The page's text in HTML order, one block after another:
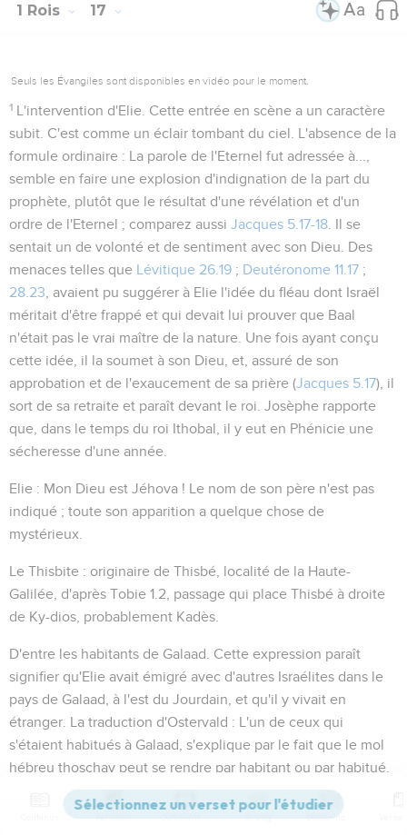
1 Rois 17
Seuls les Évangiles sont disponibles en vidéo pour le moment.
1 L'intervention d'Elie. Cette entrée en scène a un caractère
subit. C'est comme un éclair tombant du ciel. L'absence de la
formule ordinaire : La parole de l'Eternel fut adressée à...
semble en faire une explosion d'indignation de la part du
prophète, plutôt que le résultat d'une révélation et d'un
ordre de l'Eternel ; comparez aussi Jacques 5.17-18 . Il se
sentait un de volonté et de sentiment avec son Dieu. Des
menaces telles que Lévitique 26.19 ; Deutéronome 11.17 ;
28.23 , avaient pu suggérer à Elie l'idée du fléau dont Israël
méritait d'être frappé et qui devait lui prouver que Baal
n'était pas le vrai maître de la nature. Une fois ayant conçu
cette idée, il la soumet à son Dieu, et, assuré de son
approbation et de l'exaucement de sa prière (Jacques 5.17), il
sort de sa retraite et paraît devant le roi. Josèphe rapporte
que, dans le temps du roi Ithobal, il y eut en Phénicie une
sécheresse d'une année.
Elie : Mon Dieu est Jéhova ! Le nom de son père n'est pas
indiqué ; toute son apparition a quelque chose de
mystérieux.
Le Thisbite : originaire de Thisbé, localité de la Haute-
Galilée, d'après Tobie 1.2, passage qui place Thisbé à droite
de Ky-dios, probablement Kadès.
D'entre les habitants de Galaad . Cette expression paraît
signifier qu'Elie avait émigré avec d'autres Israélites dans le
pays de Galaad, à l'est du Jourdain, et qu'il y vivait en
étranger. La traduction d'Ostervald : L'un de ceux qui
s'étaient habitués à Galaad , s'explique par le fait que le mol
hébreu thoschav peut se rendre par habitant ou par habitué
Le Dieu d'Israël; à côté duquel Baal n'est qu'un intrus.
Versions Commentaires Strong